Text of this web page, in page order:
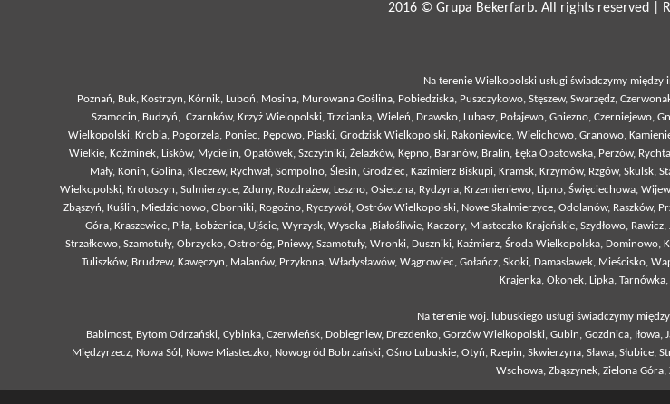
2016 © Grupa Bekerfarb. All rights reserved |
Na terenie Wielkopolski usługi świadczymy
Poznań, Buk, Kostrzyn, Kórnik, Luboń, Mosina, Murowana Goślina, Pobiedziska, Puszczykowo, Stęszew, Swarzędz,
Szamocin, Budzyń, Czarnków, Krzyż Wielopolski, Trzcianka, Wieleń, Drawsko, Lubasz, Połajewo, Gniezno, Czerniejewo,
Wielkopolski, Krobia, Pogorzela, Poniec, Pępowo, Piaski, Grodzisk Wielkopolski, Rakoniewice, Wielichowo, Granowo,
Wielkie, Koźminek, Lisków, Mycielin, Opatówek, Szczytniki, Żelazków, Kępno, Baranów, Bralin, Łęka Opatowska, Perzów,
Mały, Konin, Golina, Kleczew, Rychwał, Sompolno, Ślesin, Grodziec, Kazimierz Biskupi, Kramsk, Krzymów, Rzgów,
Wielkopolski, Krotoszyn, Sulmierzyce, Zduny, Rozdrażew, Leszno, Osieczna, Rydzyna, Krzemieniewo, Lipno, Święciechowa,
Zbąszyń, Kuślin, Miedzichowo, Oborniki, Rogoźno, Ryczywół, Ostrów Wielkopolski, Nowe Skalmierzyce, Odolanów, Raszków,
Góra, Kraszewice, Piła, Łobżenica, Ujście, Wyrzysk, Wysoka ,Białośliwie, Kaczory, Miasteczko Krajeńskie, Szydłowo,
Strzałkowo, Szamotuły, Obrzycko, Ostroróg, Pniewy, Szamotuły, Wronki, Duszniki, Kaźmierz, Środa Wielkopolska,
Tuliszków, Brudzew, Kawęczyn, Malanów, Przykona, Władysławów, Wągrowiec, Gołańcz, Skoki, Damasławek, Mieścisko,
Krajenka, Okonek, Lipka,
Na terenie woj. lubuskiego usługi świadczymy
Babimost, Bytom Odrzański, Cybinka, Czerwieńsk, Dobiegniew, Drezdenko, Gorzów Wielkopolski, Gubin, Gozdnica,
Międzyrzecz, Nowa Sól, Nowe Miasteczko, Nowogród Bobrzański, Ośno Lubuskie, Otyń, Rzepin, Skwierzyna, Sława,
Wschowa, Zbąszynek, Zielona Góra,